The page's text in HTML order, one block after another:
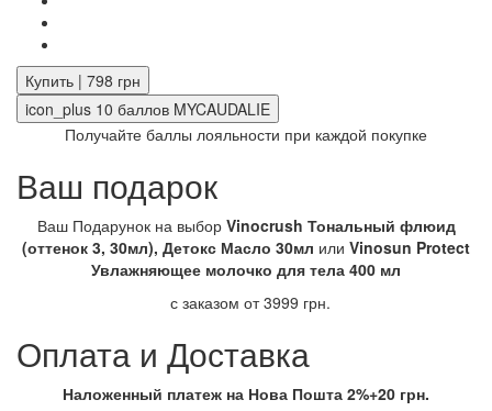
Купить | 798 грн
icon_plus 10 баллов MYCAUDALIE
Получайте баллы лояльности при каждой покупке
Ваш подарок
Ваш Подарунок на выборVinocrush Тональный флюид
(оттенок 3, 30мл), Детокс Масло 30мл или Vinosun Protect
Увлажняющее молочко для тела 400 мл
с заказом от 3999 грн.
Оплата и Доставка
Наложенный платеж на Нова Пошта 2%+20 грн.